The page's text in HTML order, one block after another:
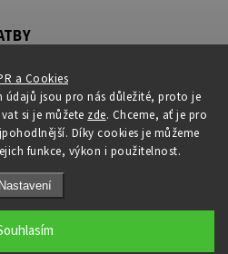
a Cookies
jsou pro nás důležité, proto je
si je můžete zde. Chceme, ať je pro
Díky cookies je můžeme
funkce, výkon i použitelnost.
Nastavení